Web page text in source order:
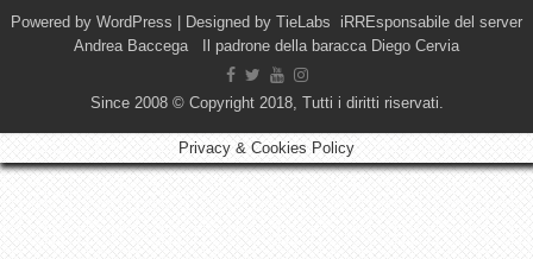
Powered by WordPress | Designed by TieLabs iRREsponsabile del server
Andrea Baccega Il padrone della baracca Diego Cervia
Since 2008 © Copyright 2018, Tutti i diritti riservati.
Privacy & Cookies Policy